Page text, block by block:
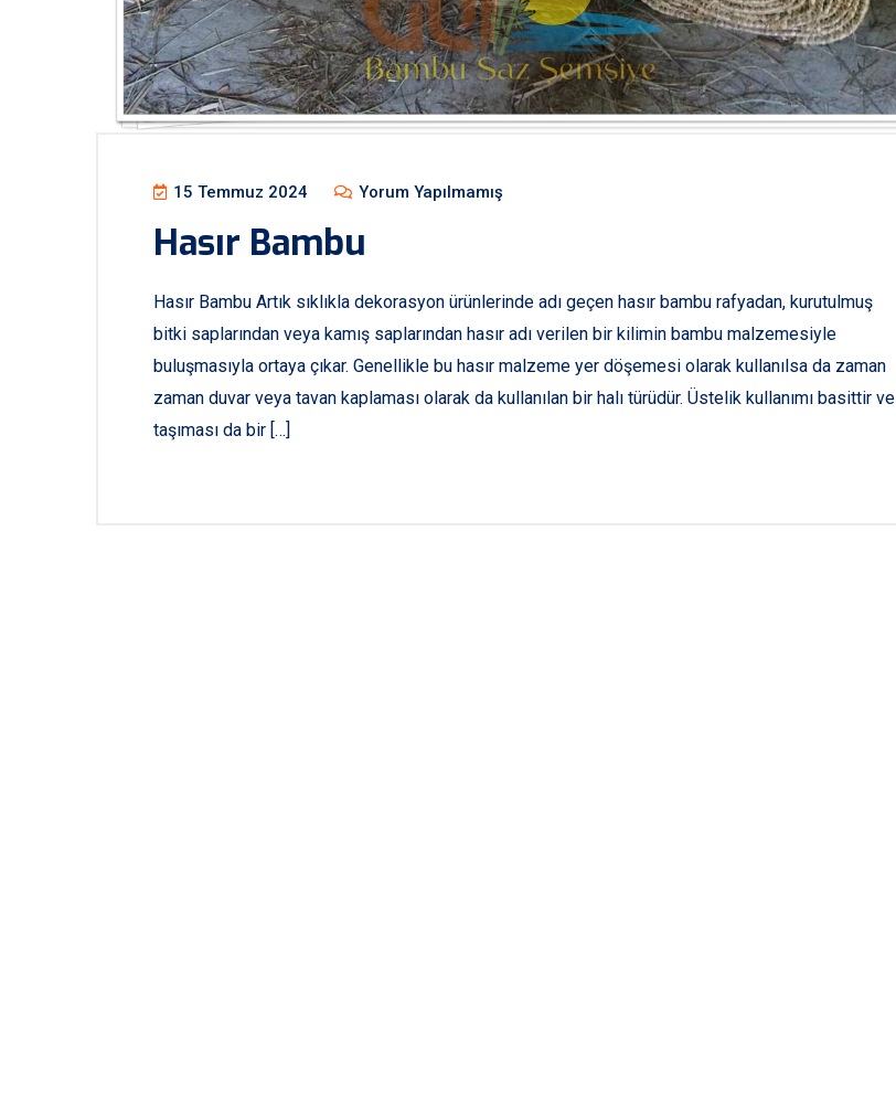
15 Temmuz 2024 Yorum Yapılmamış
Hasır Bambu
Hasır Bambu Artık sıklıkla dekorasyon ürünlerinde adı geçen hasır bambu rafyadan, kurutulmuş
bitki saplarından veya kamış saplarından hasır adı verilen bir kilimin bambu malzemesiyle
buluşmasıyla ortaya çıkar. Genellikle bu hasır malzeme yer döşemesi olarak kullanılsa da zaman
zaman duvar veya tavan kaplaması olarak da kullanılan bir halı türüdür. Üstelik kullanımı basittir ve
taşıması da bir […]